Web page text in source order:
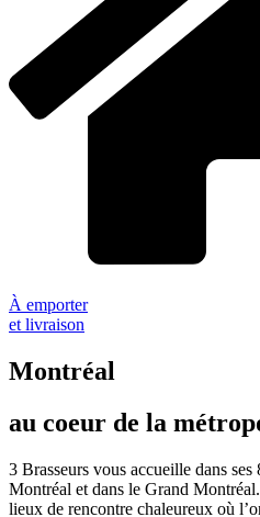
À emporter
et livraison
Montréal
au coeur de la
3 Brasseurs vous accueille dans
Montréal et dans le Grand
lieux de rencontre chaleureux où